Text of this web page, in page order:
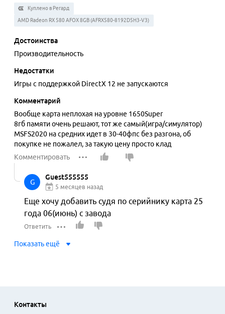
Куплено в Регард
AMD Radeon RX 580 AFOX 8GB (AFRX580-8192D5H3-V3)
Достоинства
Производительность
Недостатки
Игры с поддержкой DirectX 12 не запускаются
Комментарий
Вообще карта неплохая на уровне 1650Super
8гб памяти очень решают, тот же самый(игра/симулятор)
MSFS2020 на средних идет в 30-40фпс без разгона, об
покупке не пожалел, за такую цену просто клад
Комментировать
G
Guest555555
5 месяцев назад
Еще хочу добавить судя по серийнику карта 25
года 06(июнь) с завода
Ответить
Показать ещё
Контакты